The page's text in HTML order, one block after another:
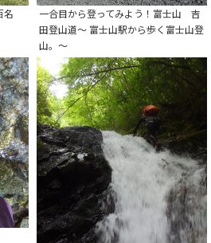
名
一合目から登ってみよう！富士山 吉
田登山道～ 富士山駅から歩く富士山登
山。～